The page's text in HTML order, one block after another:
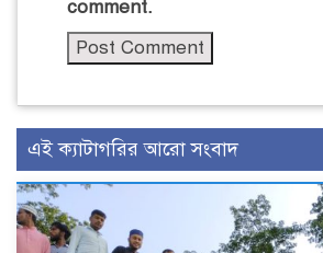
comment.
এই ক্যাটাগরির আরো সংবাদ